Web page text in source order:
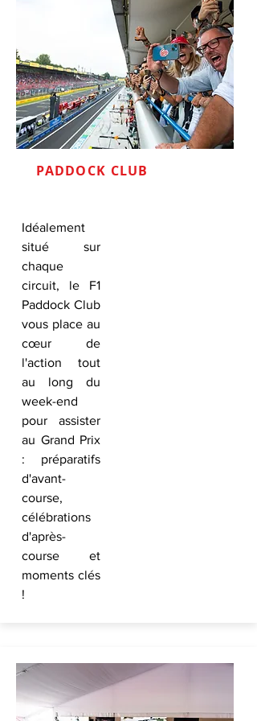
PADDOCK CLUB
Idéalement
situé sur
chaque
circuit, le F1
Paddock Club
vous place au
cœur de
l'action tout
au long du
week-end
pour assister
au Grand Prix
: préparatifs
d'avant-
course,
célébrations
d'après-
course et
moments clés
!